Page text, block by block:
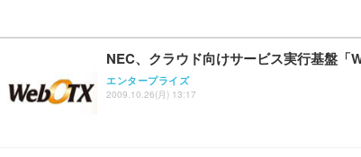
NEC、クラウド向けサービス実行基盤「
エンタープライズ
2009.10.26(月) 13:17